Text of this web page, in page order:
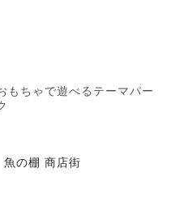
もちゃで遊べるテーマパー
魚の棚 商店街